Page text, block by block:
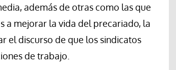
además de otras como las que
a mejorar la vida del precariado, la
el discurso de que los sindicatos
de trabajo.